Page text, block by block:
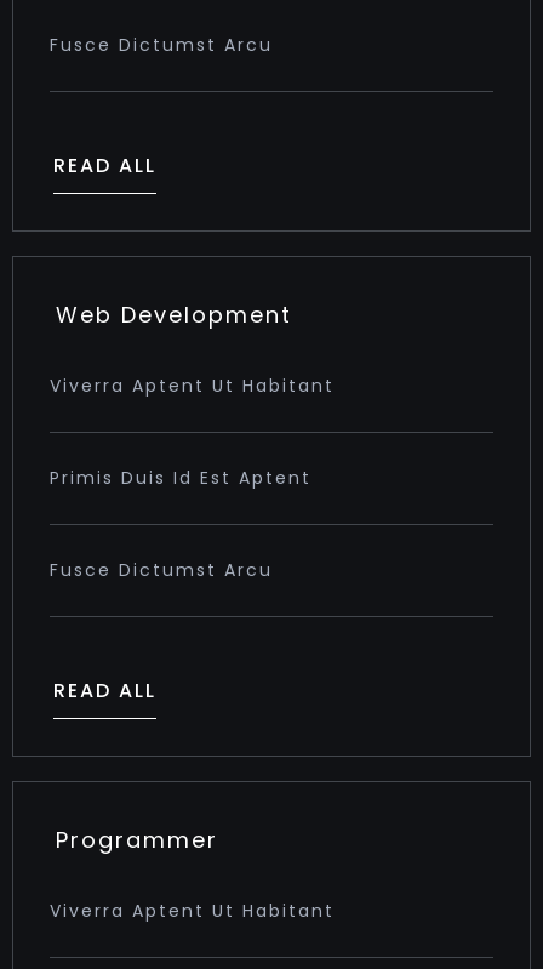
Fusce Dictumst Arcu
READ ALL
Web Development
Viverra Aptent Ut Habitant
Primis Duis Id Est Aptent
Fusce Dictumst Arcu
READ ALL
Programmer
Viverra Aptent Ut Habitant